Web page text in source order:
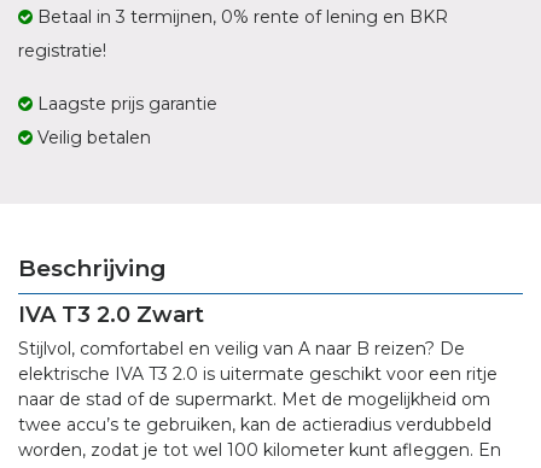
Betaal in 3 termijnen, 0% rente of lening en BKR
registratie!
Laagste prijs garantie
Veilig betalen
Beschrijving
IVA T3 2.0 Zwart
Stijlvol, comfortabel en veilig van A naar B reizen? De
elektrische IVA T3 2.0 is uitermate geschikt voor een ritje
naar de stad of de supermarkt. Met de mogelijkheid om
twee accu’s te gebruiken, kan de actieradius verdubbeld
worden, zodat je tot wel 100 kilometer kunt afleggen. En